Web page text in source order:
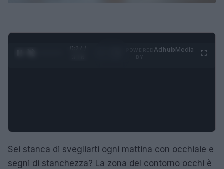
0:28 /
AdhubMedia
Sei stanca di svegliarti ogni mattina con occhiaie e
segni di stanchezza? La zona del contorno occhi è